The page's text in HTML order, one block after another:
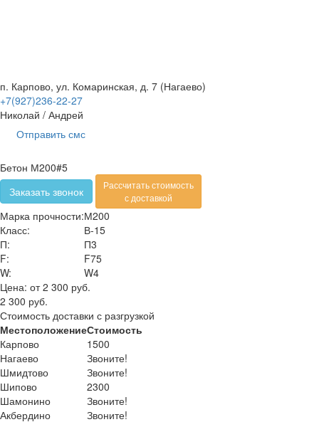
п. Карпово, ул. Комаринская, д. 7 (Нагаево)
+7(927)236-22-27
Николай / Андрей
Отправить смс
Бетон М200#5
Заказать звонок
Рассчитать стоимость
с доставкой
Марка прочности:М200
Класс:
В-15
П:
П3
F:
F75
W:
W4
Цена: от 2 300 руб.
2 300 руб.
Стоимость доставки с разгрузкой
МестоположениеСтоимость
Карпово
1500
Нагаево
Звоните!
Шмидтово
Звоните!
Шипово
2300
Шамонино
Звоните!
Акбердино
Звоните!